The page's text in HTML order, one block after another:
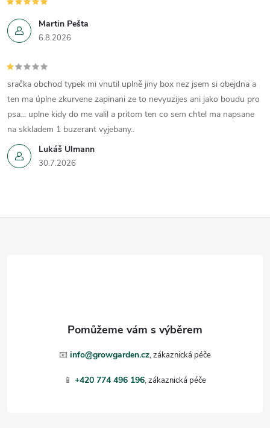
Martin Pešta
6.8.2026
Lukáš Ulmann
30.7.2026
sračka obchod typek mi vnutil uplně jiny box nez jsem si obejdna a
ten ma úplne zkurvene zapinani ze to nevyuzijes ani jako boudu pro
psa... uplne kidy do me valil a pritom ten co sem chtel ma napsane
na skkladem 1 buzerant vyjebany..
📧 info@growgarden.cz
📱 +420 774 496 196